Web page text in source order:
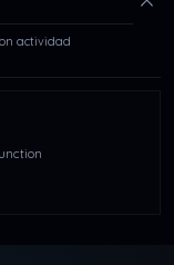
actividad